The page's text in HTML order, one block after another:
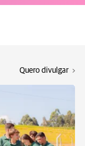
Quero divulgar